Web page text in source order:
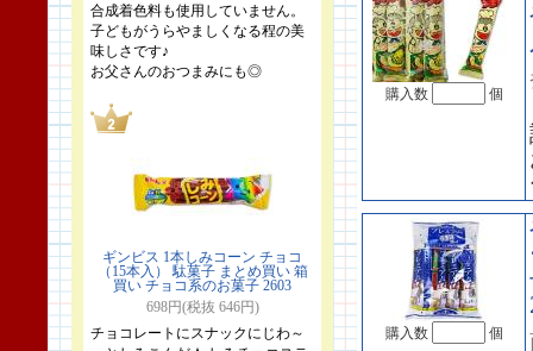
合成着色料も使用していません。
子どもがうらやましくなる程の美
味しさです♪
お父さんのおつまみにも◎
ギンビス 1本しみコーン チョコ
（15本入） 駄菓子 まとめ買い 箱
買い チョコ系のお菓子 2603
698円(税抜 646円)
チョコレートにスナックにじわ～
購入数 個
購入数 個